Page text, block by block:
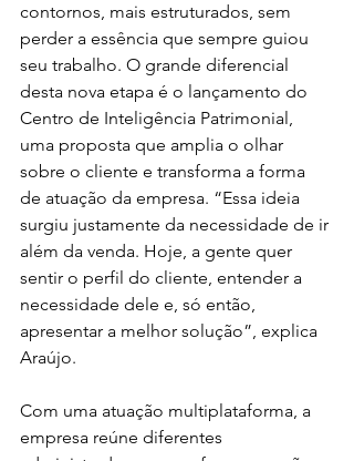
contornos, mais estruturados, sem
perder a essência que sempre guiou
seu trabalho. O grande diferencial
desta nova etapa é o lançamento do
Centro de Inteligência Patrimonial,
uma proposta que amplia o olhar
sobre o cliente e transforma a forma
de atuação da empresa. “Essa ideia
surgiu justamente da necessidade de ir
além da venda. Hoje, a gente quer
sentir o perfil do cliente, entender a
necessidade dele e, só então,
apresentar a melhor solução”, explica
Araújo.
Com uma atuação multiplataforma, a
empresa reúne diferentes